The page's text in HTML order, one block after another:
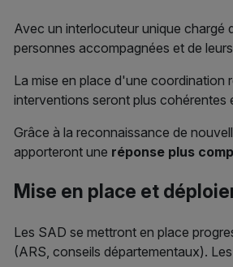
Avec un interlocuteur unique chargé
personnes accompagnées et de
La mise en place d'une coordination
interventions seront plus cohérentes
Grâce à la reconnaissance de
apporteront une réponse plus
Mise en place et
Les SAD se mettront en place
(ARS, conseils départementaux).